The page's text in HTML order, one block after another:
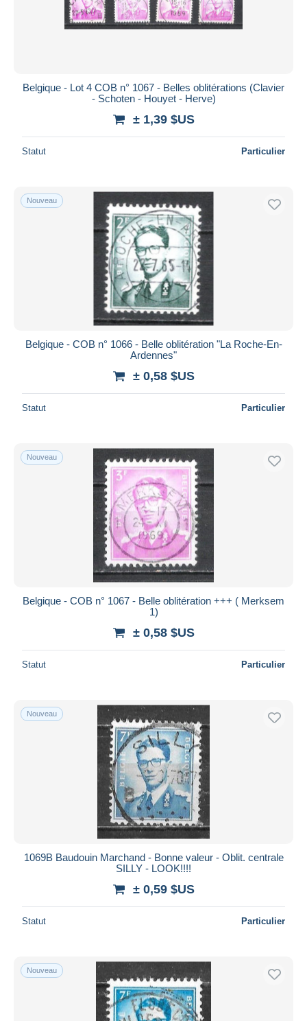
Belgique - Lot 4 COB n° 1067 - Belles oblitérations (Clavier
- Schoten - Houyet - Herve)
± 1,39 $US
Statut Particulier
Nouveau
Belgique - COB n° 1066 - Belle oblitération "La Roche-En-
Ardennes"
± 0,58 $US
Statut Particulier
Nouveau
Belgique - COB n° 1067 - Belle oblitération +++ ( Merksem
1)
± 0,58 $US
Statut Particulier
Nouveau
1069B Baudouin Marchand - Bonne valeur - Oblit. centrale
SILLY - LOOK!!!!
± 0,59 $US
Statut Particulier
Nouveau